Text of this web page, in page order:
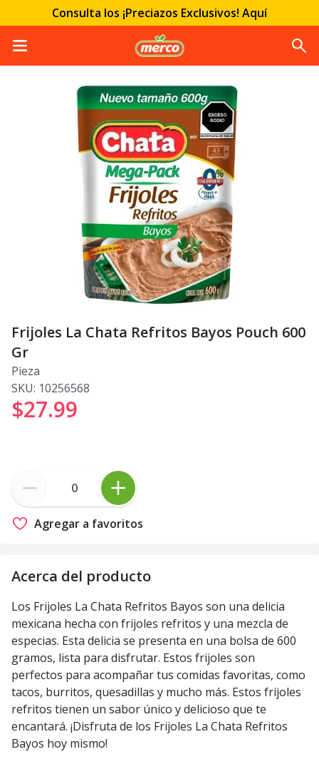
Consulta los ¡Preciazos Exclusivos! Aquí
Frijoles La Chata Refritos Bayos Pouch 600
Gr
Pieza
SKU: 10256568
$27.99
Agregar a favoritos
Acerca del producto
Los Frijoles La Chata Refritos Bayos son una delicia
mexicana hecha con frijoles refritos y una mezcla de
especias. Esta delicia se presenta en una bolsa de 600
gramos, lista para disfrutar. Estos frijoles son
perfectos para acompañar tus comidas favoritas, como
tacos, burritos, quesadillas y mucho más. Estos frijoles
refritos tienen un sabor único y delicioso que te
encantará. ¡Disfruta de los Frijoles La Chata Refritos
Bayos hoy mismo!